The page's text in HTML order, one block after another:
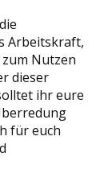
Arbeitskraft,
Nutzen
dieser
ihr eure
für euch